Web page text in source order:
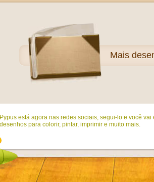
Mais
Pypus está agora nas redes sociais, segui-lo e você vai
desenhos para colorir, pintar, imprimir e muito mais.